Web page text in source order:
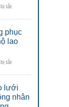
tắtở
biệt
chất
loại
hộ
lao
phục
lao
tắtở
đồng
phục
lưới
nhân